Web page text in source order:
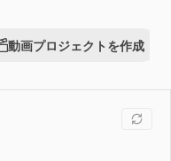
動画プロジェクトを作成